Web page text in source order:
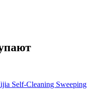
Self-Cleaning Sweeping